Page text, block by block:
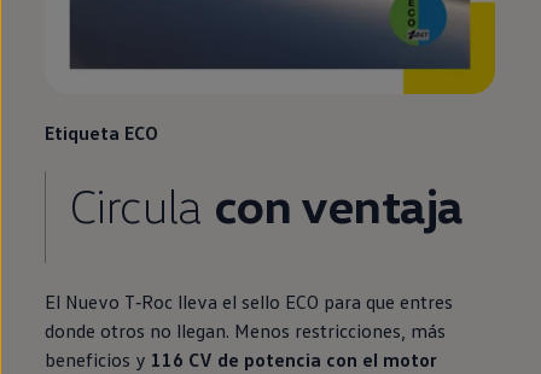
Etiqueta ECO
Circula con ventaja
El Nuevo T‑Roc lleva el sello ECO para que entres
donde otros no llegan. Menos restricciones, más
beneficios y 116 CV de potencia con el motor